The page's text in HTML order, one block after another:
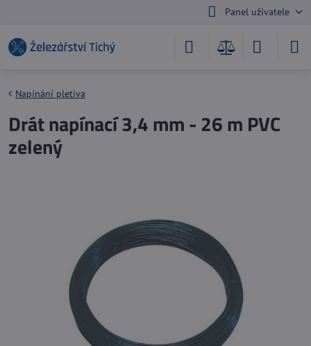
Panel uživatele
Napínání pletiva
Drát napínací 3,4 mm - 26 m PVC
zelený